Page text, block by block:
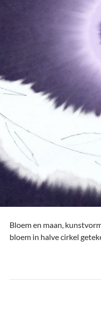
Bloem en maan,
bloem in halve cirkel